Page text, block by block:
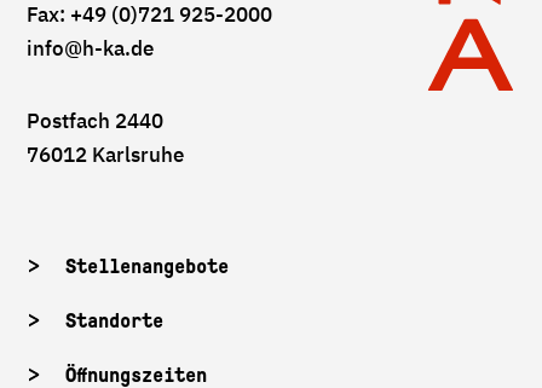
Fax: +49 (0)721 925-2000
info@h-ka.de
Postfach 2440
76012 Karlsruhe
Stellenangebote
Standorte
Öffnungszeiten